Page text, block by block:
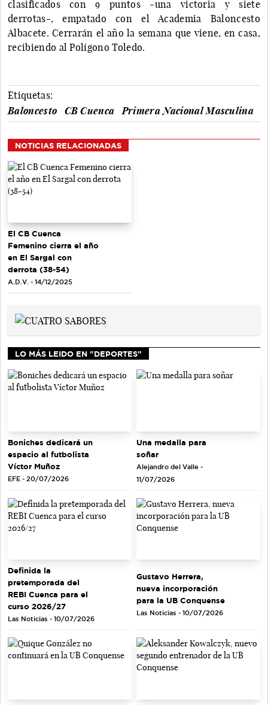
clasificados con 9 puntos -una victoria y siete
derrotas-, empatado con el Academia Baloncesto
Albacete. Cerrarán el año la semana que viene, en casa,
recibiendo al Polígono Toledo.
Etiquetas:
Baloncesto
CB Cuenca Primera Nacional Masculina
NOTICIAS RELACIONADAS
El CB Cuenca
Femenino cierra el año
en El Sargal con
derrota (38-54)
A.D.V. - 14/12/2025
LO MÁS LEIDO EN "DEPORTES"
Boniches dedicará un
espacio al futbolista
Víctor Muñoz
EFE - 20/07/2026
Una medalla para
soñar
Alejandro del Valle -
11/07/2026
Definida la
pretemporada del
REBI Cuenca para el
curso 2026/27
Las Noticias - 10/07/2026
Gustavo Herrera,
nueva incorporación
para la UB Conquense
Las Noticias - 10/07/2026